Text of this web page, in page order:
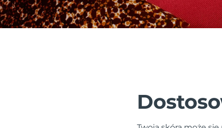
POPULARNY